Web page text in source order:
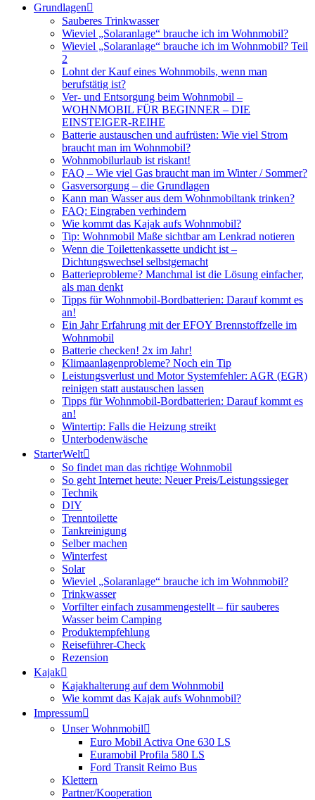
Grundlagen
Sauberes Trinkwasser
Wieviel „Solaranlage“ brauche ich im Wohnmobil?
Wieviel „Solaranlage“ brauche ich im Wohnmobil? Teil
2
Lohnt der Kauf eines Wohnmobils, wenn man
berufstätig ist?
Ver- und Entsorgung beim Wohnmobil –
WOHNMOBIL FÜR BEGINNER – DIE
EINSTEIGER-REIHE
Batterie austauschen und aufrüsten: Wie viel Strom
braucht man im Wohnmobil?
Wohnmobilurlaub ist riskant!
FAQ – Wie viel Gas braucht man im Winter / Sommer?
Gasversorgung – die Grundlagen
Kann man Wasser aus dem Wohnmobiltank trinken?
FAQ: Eingraben verhindern
Wie kommt das Kajak aufs Wohnmobil?
Tip: Wohnmobil Maße sichtbar am Lenkrad notieren
Wenn die Toilettenkassette undicht ist –
Dichtungswechsel selbstgemacht
Batterieprobleme? Manchmal ist die Lösung einfacher,
als man denkt
Tipps für Wohnmobil-Bordbatterien: Darauf kommt es
an!
Ein Jahr Erfahrung mit der EFOY Brennstoffzelle im
Wohnmobil
Batterie checken! 2x im Jahr!
Klimaanlagenprobleme? Noch ein Tip
Leistungsverlust und Motor Systemfehler: AGR (EGR)
reinigen statt austauschen lassen
Tipps für Wohnmobil-Bordbatterien: Darauf kommt es
an!
Wintertip: Falls die Heizung streikt
Unterbodenwäsche
StarterWelt
So findet man das richtige Wohnmobil
So geht Internet heute: Neuer Preis/Leistungssieger
Technik
DIY
Trenntoilette
Tankreinigung
Selber machen
Winterfest
Solar
Wieviel „Solaranlage“ brauche ich im Wohnmobil?
Trinkwasser
Vorfilter einfach zusammengestellt – für sauberes
Wasser beim Camping
Produktempfehlung
Reiseführer-Check
Rezension
Kajak
Kajakhalterung auf dem Wohnmobil
Wie kommt das Kajak aufs Wohnmobil?
Impressum
Unser Wohnmobil
Euro Mobil Activa One 630 LS
Euramobil Profila 580 LS
Ford Transit Reimo Bus
Klettern
Partner/Kooperation